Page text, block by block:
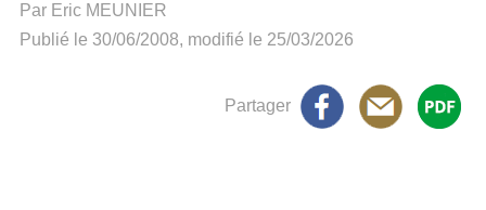
Par Eric MEUNIER
Publié le 30/06/2008, modifié le 25/03/2026
Partager